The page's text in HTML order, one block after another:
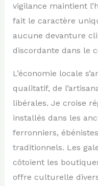
vigilance maintient
fait le caractère
aucune devanture
discordante dans le
L’économie locale
qualitatif, de
libérales. Je croise
installés dans les
ferronniers,
traditionnels. Les
côtoient les
offre culturelle